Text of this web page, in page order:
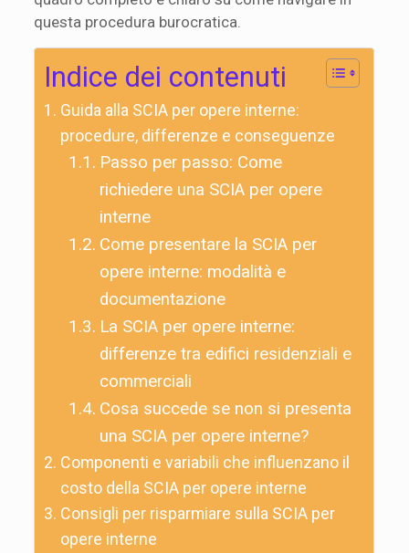
questa procedura burocratica.
Indice dei contenuti
Guida alla SCIA per opere interne:
procedure, differenze e conseguenze
Passo per passo: Come
richiedere una SCIA per opere
interne
Come presentare la SCIA per
opere interne: modalità e
documentazione
La SCIA per opere interne:
differenze tra edifici residenziali e
commerciali
Cosa succede se non si presenta
una SCIA per opere interne?
Componenti e variabili che influenzano il
costo della SCIA per opere interne
Consigli per risparmiare sulla SCIA per
opere interne